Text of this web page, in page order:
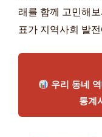
래를 함께 고민해
표가 지역사회 발
우리 동네
통계